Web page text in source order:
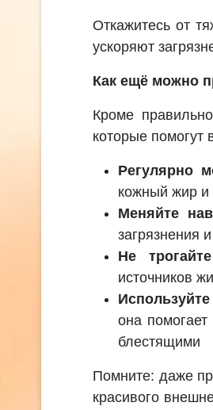
Откажитесь от
ускоряют
Как ещё можно
Кроме
которые
Регулярно
кожный жир и
Меняйте
загрязнения
Не
источников
она
блестящими
Помните: даже
красивого